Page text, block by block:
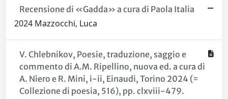
Recensione di «Gadda» a cura di Paola Italia
2024 Mazzocchi, Luca
V. Chlebnikov, Poesie, traduzione, saggio e
commento di A.M. Ripellino, nuova ed. a cura di
A. Niero e R. Mini, i-ii, Einaudi, Torino 2024 (=
Collezione di poesia, 516), pp. clxviii-479.